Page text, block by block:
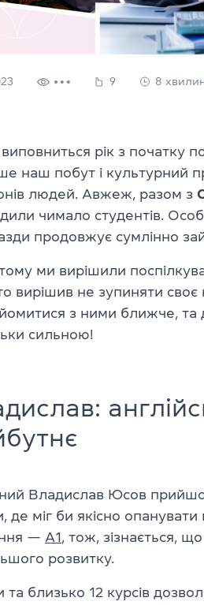
9 8
рік з початку
наш побут і культурний
людей. Авжеж, разом з
чимало студентів.
продовжує сумлінно
ми вирішили
вирішив не зупиняти
з ними ближче, та
сильною!
Владислав Юсов
де міг би якісно
— А1, тож, зізнається,
розвитку.
та близько 12 курсів